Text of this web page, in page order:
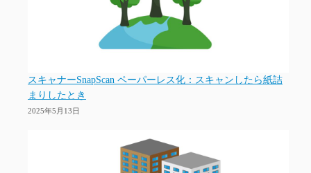
スキャナーSnapScan ペーパーレス化：スキャンしたら紙詰
まりしたとき
2025年5月13日